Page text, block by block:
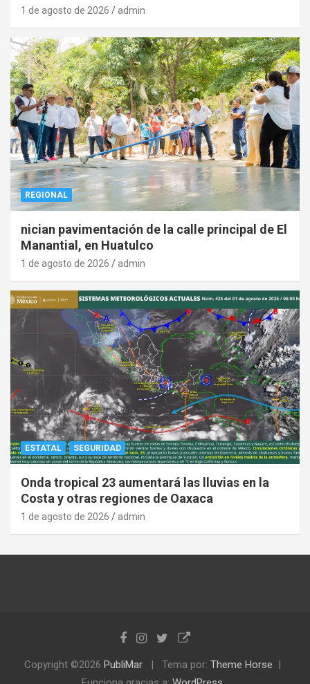
1 de agosto de 2026 admin
REGIONAL
nician pavimentación de la calle principal de El
Manantial, en Huatulco
1 de agosto de 2026 admin
ESTATAL SEGURIDAD
Onda tropical 23 aumentará las lluvias en la
Costa y otras regiones de Oaxaca
1 de agosto de 2026 admin
Copyright ©2026 PubliMar Tema por: Theme Horse